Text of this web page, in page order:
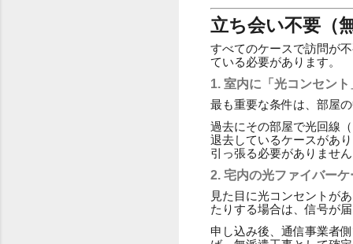
立ち会い不要（
すべてのケースで訪問が
ている必要があります。
1. 室内に「光コンセン
最も重要な条件は、部屋
過去にその部屋で光回線
退去しているケースがあ
引っ張る必要がありませ
2. 宅内の光ファイバー
見た目に光コンセントが
たりする場合は、信号が
申し込み後、通信事業者